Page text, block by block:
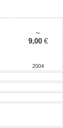
~
9,00€
2004